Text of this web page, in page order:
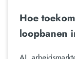
Hoe
loopbanen